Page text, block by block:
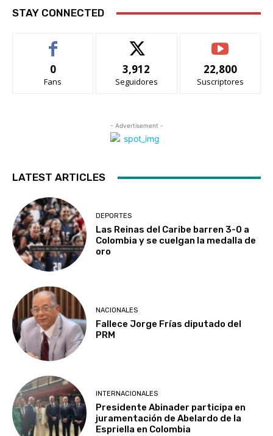
STAY CONNECTED
0
Fans
3,912
Seguidores
22,800
Suscriptores
- Advertisement -
LATEST ARTICLES
DEPORTES
Las Reinas del Caribe barren 3-0 a
Colombia y se cuelgan la medalla de
oro
NACIONALES
Fallece Jorge Frías diputado del
PRM
INTERNACIONALES
Presidente Abinader participa en
juramentación de Abelardo de la
Espriella en Colombia